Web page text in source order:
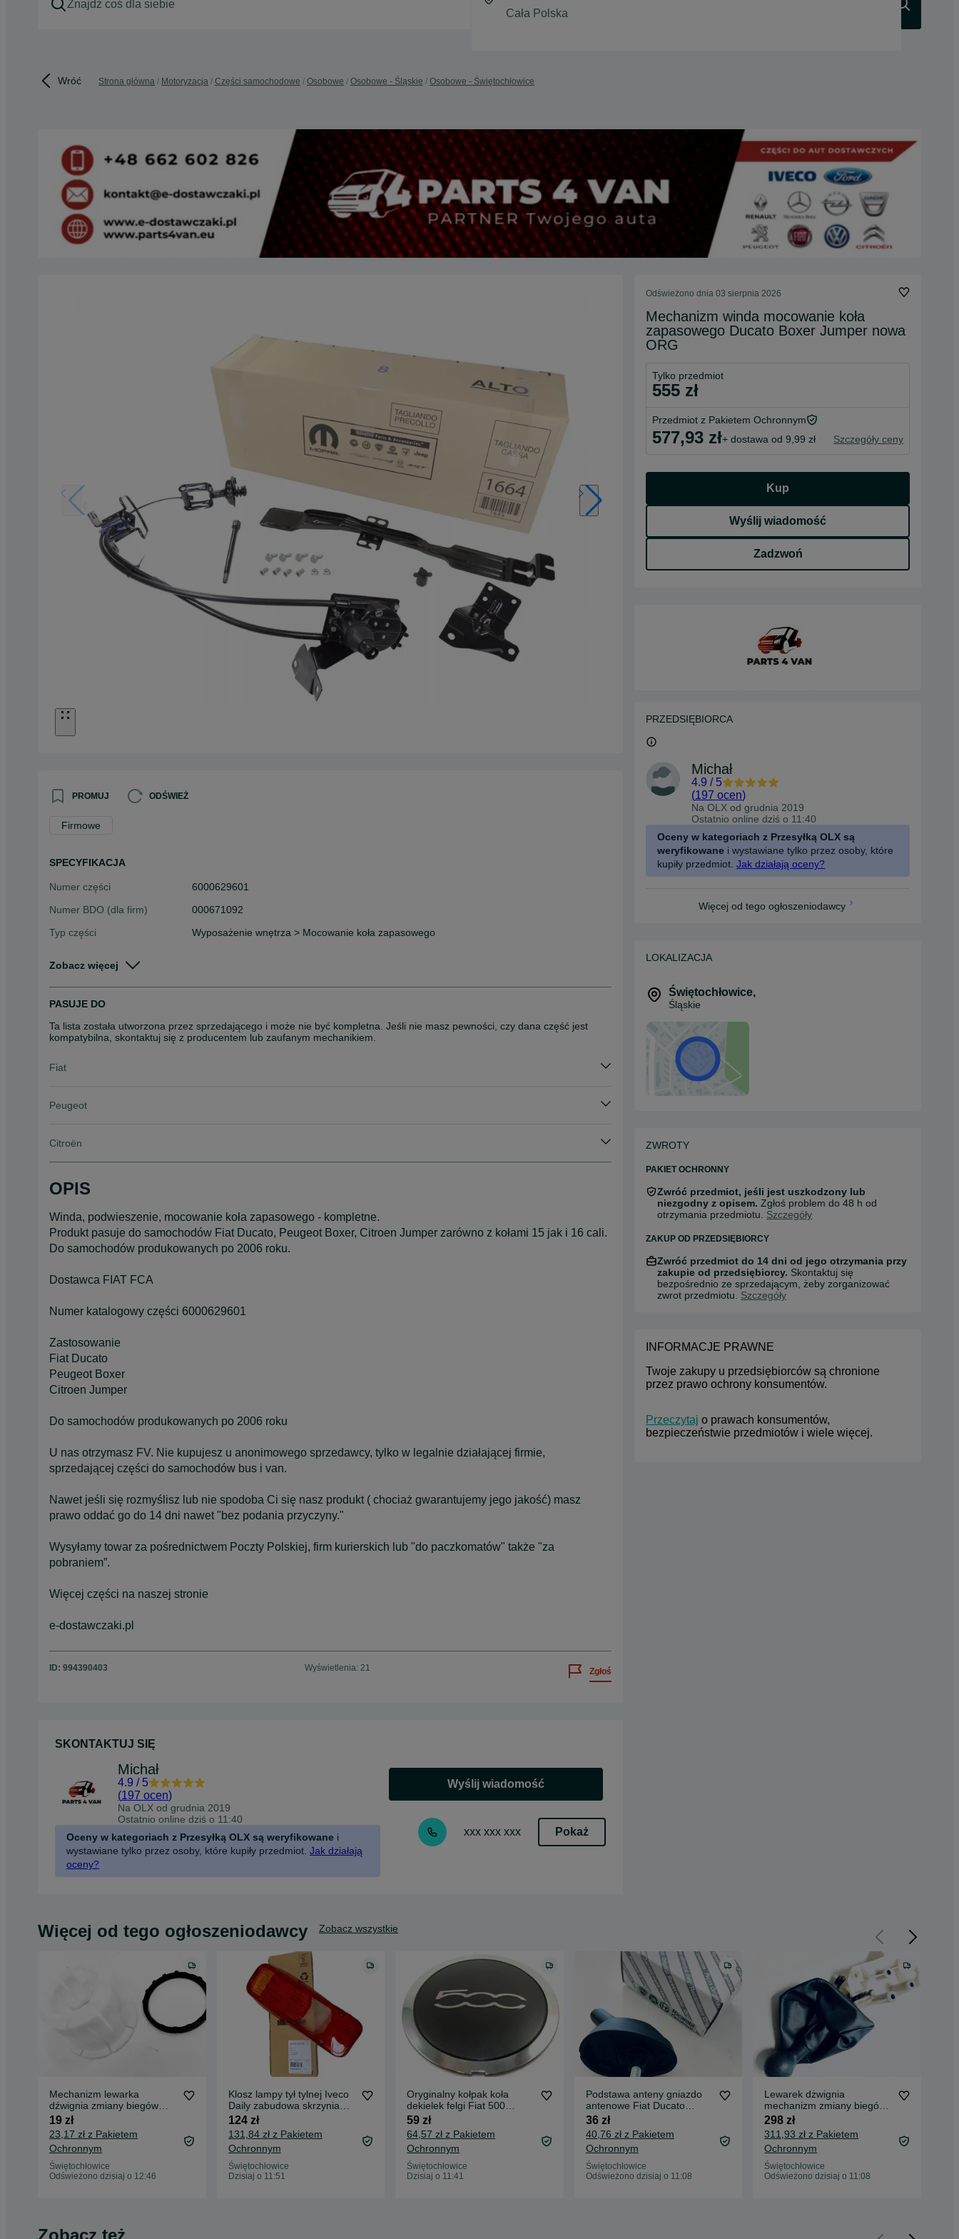
Wróć Strona główna Motoryzacja Części samochodowe Osobowe Osobowe - Śląskie Osobowe - Świętochłowice
PROMUJ ODŚWIEŻ
Firmowe
SPECYFIKACJA
Numer części
6000629601
Numer BDO (dla firm)
000671092
Typ części
Wyposażenie wnętrza > Mocowanie koła zapasowego
miesiącach)
Stan
Nowe
Zobacz więcej
PASUJE DO
Ta lista została utworzona przez sprzedającego i może nie być kompletna. Jeśli nie masz pewności, czy dana część jest
kompatybilna, skontaktuj się z producentem lub zaufanym mechanikiem.
Fiat
Peugeot
Citroën
OPIS
Winda, podwieszenie, mocowanie koła zapasowego - kompletne.
Produkt pasuje do samochodów Fiat Ducato, Peugeot Boxer, Citroen Jumper zarówno z kołami 15 jak i 16 cali.
Do samochodów produkowanych po 2006 roku.
Dostawca FIAT FCA
Numer katalogowy części 6000629601
Zastosowanie
Fiat Ducato
Peugeot Boxer
Citroen Jumper
Do samochodów produkowanych po 2006 roku
U nas otrzymasz FV. Nie kupujesz u anonimowego sprzedawcy, tylko w legalnie działającej firmie,
sprzedającej części do samochodów bus i van.
Nawet jeśli się rozmyślisz lub nie spodoba Ci się nasz produkt ( chociaż gwarantujemy jego jakość) masz
prawo oddać go do 14 dni nawet "bez podania przyczyny."
Wysyłamy towar za pośrednictwem Poczty Polskiej, firm kurierskich lub "do paczkomatów" także "za
pobraniem”.
Więcej części na naszej stronie
e-dostawczaki.pl
ID: 994390403 Wyświetlenia: 21 Zgłoś
SKONTAKTUJ SIĘ
Michał
4.9 / 5
(197 ocen)
Na OLX od grudnia 2019
Ostatnio online dziś o 11:40
Oceny w kategoriach z Przesyłką OLX są weryfikowane i
wystawiane tylko przez osoby, które kupiły przedmiot. Jak działają
oceny?
Wyślij wiadomość
xxx xxx xxx Pokaż
Odświeżono dnia 03 sierpnia 2026
Mechanizm winda mocowanie koła
zapasowego Ducato Boxer Jumper nowa
ORG
Tylko przedmiot
555 zł
Przedmiot z Pakietem Ochronnym
577,93 zł+ dostawa od 9,99 zł Szczegóły ceny
Kup
Wyślij wiadomość
Zadzwoń
PRZEDSIĘBIORCA
Michał
4.9 / 5
(197 ocen)
Na OLX od grudnia 2019
Ostatnio online dziś o 11:40
Oceny w kategoriach z Przesyłką OLX są
weryfikowane i wystawiane tylko przez osoby, które
kupiły przedmiot. Jak działają oceny?
Więcej od tego ogłoszeniodawcy
LOKALIZACJA
Świętochłowice,
Śląskie
ZWROTY
PAKIET OCHRONNY
Zwróć przedmiot, jeśli jest uszkodzony lub
niezgodny z opisem. Zgłoś problem do 48 h od
otrzymania przedmiotu. Szczegóły
ZAKUP OD PRZEDSIĘBIORCY
Zwróć przedmiot do 14 dni od jego otrzymania przy
zakupie od przedsiębiorcy. Skontaktuj się
bezpośrednio ze sprzedającym, żeby zorganizować
zwrot przedmiotu. Szczegóły
INFORMACJE PRAWNE
Twoje zakupy u przedsiębiorców są chronione
przez prawo ochrony konsumentów.
Przeczytaj o prawach konsumentów,
bezpieczeństwie przedmiotów i wiele więcej.
Więcej od tego ogłoszeniodawcy Zobacz wszystkie
Mechanizm lewarka
dźwignia zmiany biegów
Fiat Doblo zestaw
naprawczy
19 zł
23,17 zł z Pakietem
Ochronnym
Świętochłowice
Odświeżono dzisiaj o 12:46
Klosz lampy tył tylnej Iveco
Daily zabudowa skrzynia
kontener oryginał
124 zł
131,84 zł z Pakietem
Ochronnym
Świętochłowice
Dzisiaj o 11:51
Oryginalny kołpak koła
dekielek felgi Fiat 500
51884863 Nowy ORYGINAŁ
59 zł
64,57 zł z Pakietem
Ochronnym
Świętochłowice
Dzisiaj o 11:41
Podstawa anteny gniazdo
antenowe Fiat Ducato
Doblo Fiorino ORYGINAŁ
36 zł
40,76 zł z Pakietem
Ochronnym
Świętochłowice
Odświeżono dzisiaj o 11:08
Lewarek dżwignia
mechanizm zmiany biegów
Fiat Doblo 2001 - 2010
298 zł
311,93 zł z Pakietem
Ochronnym
Świętochłowice
Odświeżono dzisiaj o 11:08